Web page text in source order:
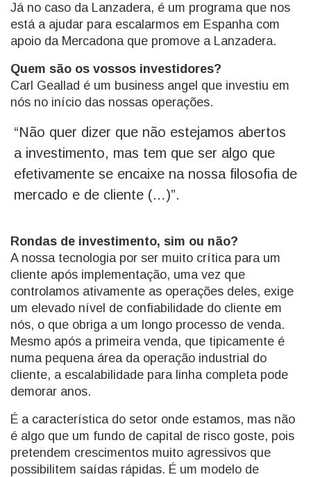
Já no caso da Lanzadera, é um programa que nos
está a ajudar para escalarmos em Espanha com
apoio da Mercadona que promove a Lanzadera.
Quem são os vossos investidores?
Carl Geallad é um business angel que investiu em
nós no início das nossas operações.
“Não quer dizer que não estejamos abertos
a investimento, mas tem que ser algo que
efetivamente se encaixe na nossa filosofia de
mercado e de cliente (…)”.
Rondas de investimento, sim ou não?
A nossa tecnologia por ser muito crítica para um
cliente após implementação, uma vez que
controlamos ativamente as operações deles, exige
um elevado nível de confiabilidade do cliente em
nós, o que obriga a um longo processo de venda.
Mesmo após a primeira venda, que tipicamente é
numa pequena área da operação industrial do
cliente, a escalabilidade para linha completa pode
demorar anos.
É a característica do setor onde estamos, mas não
é algo que um fundo de capital de risco goste, pois
pretendem crescimentos muito agressivos que
possibilitem saídas rápidas. É um modelo de